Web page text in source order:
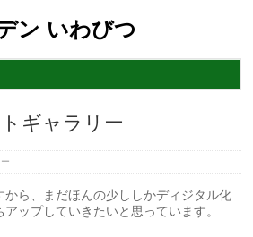
ン いわびつ
ギャラリー
から、まだほんの少ししかディジタル化
ップしていきたいと思っています。